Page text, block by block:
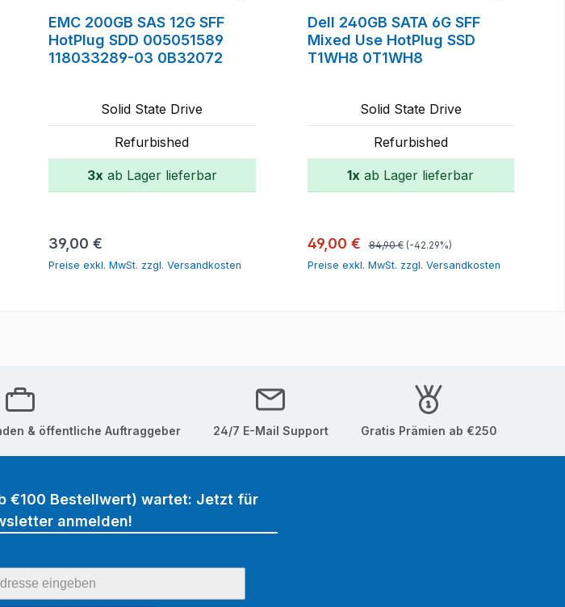
EMC 200GB SAS 12G SFF
HotPlug SDD 005051589
118033289-03 0B32072
Solid State Drive
Refurbished
3x ab Lager lieferbar
Regulärer Preis:
39,00 €
Preise exkl. MwSt. zzgl. Versandkosten
Dell 240GB SATA 6G SFF
Mixed Use HotPlug SSD
T1WH8 0T1WH8
Solid State Drive
Refurbished
1x ab Lager lieferbar
Verkaufspreis:
49,00 € Regulärer Preis:
84,90 € (-42.29%)
Preise exkl. MwSt. zzgl. Versandkosten
& öffentliche Auftraggeber 24/7 E-Mail Support Gratis Prämien ab €250
€100 Bestellwert) wartet: Jetzt für
anmelden!